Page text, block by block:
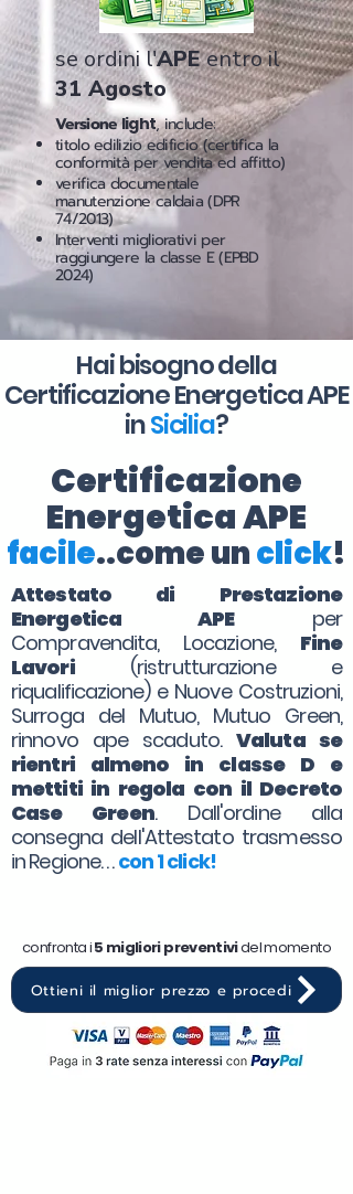
se ordini l'APEentro il
31 Agosto
Versionelight, include:
titolo edilizio edificio (certifica la
conformità per vendita ed affitto)
verifica documentale
manutenzione caldaia (DPR
74/2013)
Interventi migliorativi per
raggiungere la classe E (EPBD
2024)
Hai bisogno della
Certificazione Energetica APE
inSicilia?
Certificazione
Energetica APE
facile..come unclick!
Attestato di Prestazione
Energetica APEper
Compravendita, Locazione, Fine
Lavori(ristrutturazione e
riqualificazione) e Nuove Costruzioni,
Surroga del Mutuo, Mutuo Green,
rinnovo ape scaduto.Valuta se
rientri almeno in classe D e
mettiti in regola con il Decreto
Case Green. Dall'ordine alla
consegna dell'Attestato trasmesso
in Regione. . .con 1 click!
confronta i5 migliori preventividel momento
Ottieni il miglior prezzo e procedi